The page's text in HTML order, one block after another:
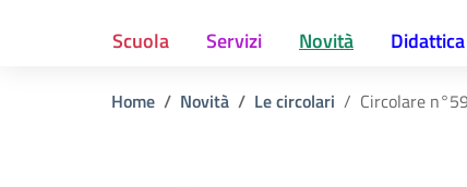
Scuola Servizi Novità Didattica
Home Novità Le circolari Circolare